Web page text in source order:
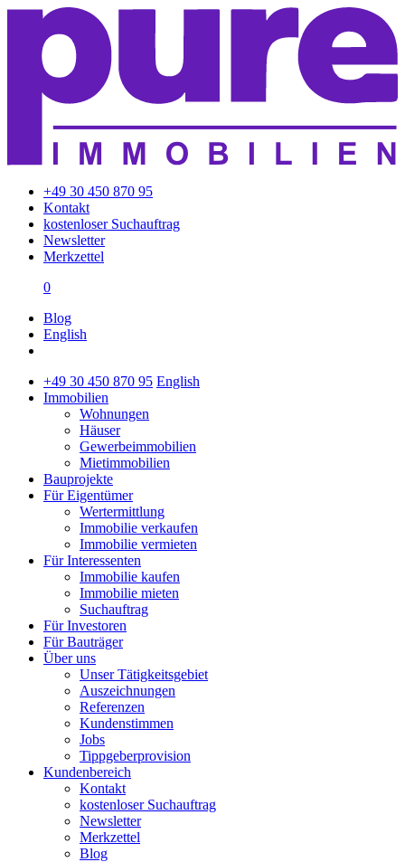
+49 30 450 870 95
Kontakt
kostenloser Suchauftrag
Newsletter
Merkzettel
0
Blog
English
+49 30 450 870 95 English
Immobilien
Wohnungen
Häuser
Gewerbeimmobilien
Mietimmobilien
Bauprojekte
Für Eigentümer
Wertermittlung
Immobilie verkaufen
Immobilie vermieten
Für Interessenten
Immobilie kaufen
Immobilie mieten
Suchauftrag
Für Investoren
Für Bauträger
Über uns
Unser Tätigkeitsgebiet
Auszeichnungen
Referenzen
Kundenstimmen
Jobs
Tippgeberprovision
Kundenbereich
Kontakt
kostenloser Suchauftrag
Newsletter
Merkzettel
Blog